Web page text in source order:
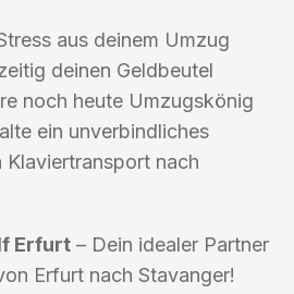
aus deinem Umzug
deinen Geldbeutel
noch heute Umzugskönig
ein unverbindliches
nach
Erfurt – Dein idealer Partner
Erfurt nach Stavanger!